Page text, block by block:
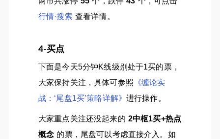
行情·搜索 查看详情。
4-买点
下面是今天5分钟K线级别处于1买的票，
大家保持关注，具体可参照 《缠论实
战：‘尾盘1买’策略详解》进行操作。
大家重点关注还没起来的 2中枢1买+热点
概念 的票，尾盘可以考虑直接介入。如